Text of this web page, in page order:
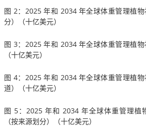
图 2：2025 年和 2034 年全球体重管理植
分）（十亿美元）
图 3：2025 年和 2034 年全球体重管理植物
（十亿美元）
图 4：2025 年和 2034 年全球体重管理植
道）（十亿美元）
图 5：2025 年和 2034 年全球体重管理植
（按来源划分）（十亿美元）